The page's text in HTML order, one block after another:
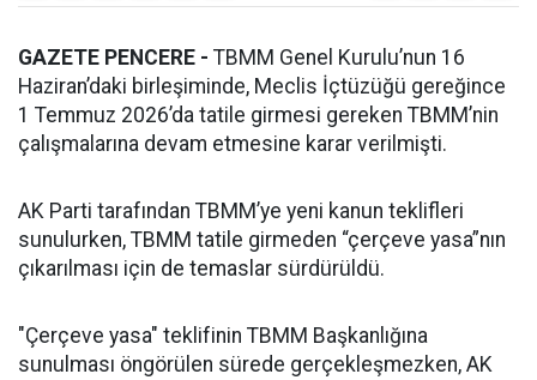
GAZETE PENCERE - TBMM Genel Kurulu’nun 16
Haziran’daki birleşiminde, Meclis İçtüzüğü gereğince
1 Temmuz 2026’da tatile girmesi gereken TBMM’nin
çalışmalarına devam etmesine karar verilmişti.
AK Parti tarafından TBMM’ye yeni kanun teklifleri
sunulurken, TBMM tatile girmeden “çerçeve yasa”nın
çıkarılması için de temaslar sürdürüldü.
"Çerçeve yasa" teklifinin TBMM Başkanlığına
sunulması öngörülen sürede gerçekleşmezken, AK